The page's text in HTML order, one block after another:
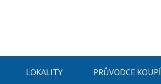
LOKALITY PRŮVODCE KOUPÍ